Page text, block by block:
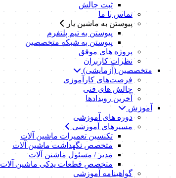
ثبت چالش
تماس با ما
پیوستن به ماشین یار
پیوستن به تیم پلتفرم
پیوستن به شبکه متخصصین
پروژه های موفق
نظرات کاربران
متخصصین (آزمایشی)
فرصت‌های کارآموزی
چالش های فنی
آخرین رویدادها
آموزش
دوره های آموزشی
مسیرهای آموزشی
تکنسین تعمیرات ماشین آلات
متخصص نگهداشت ماشین آلات
مدیر / مسئول ماشین آلات
متخصص قطعات یدکی ماشین آلات
گواهینامه آموزشی